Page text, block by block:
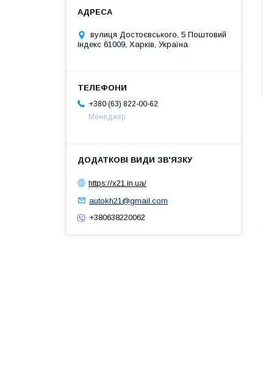
вулиця Достоєвського, 5 Поштовий
індекс 61009, Харків, Україна
+380 (63) 822-00-62
Менеджер
https://x21.in.ua/
autokh21@gmail.com
+380638220062